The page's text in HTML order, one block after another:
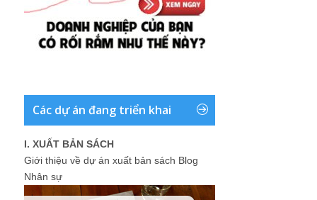
Các dự án đang triển khai
I. XUẤT BẢN SÁCH
Giới thiệu về dự án xuất bản sách Blog
Nhân sự